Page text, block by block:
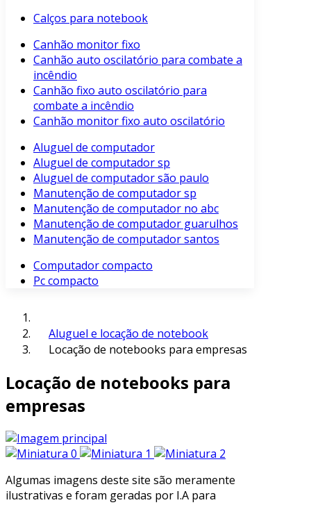
Calços para notebook
Canhão monitor fixo
Canhão auto oscilatório para combate a
incêndio
Canhão fixo auto oscilatório para
combate a incêndio
Canhão monitor fixo auto oscilatório
Aluguel de computador
Aluguel de computador sp
Aluguel de computador são paulo
Manutenção de computador sp
Manutenção de computador no abc
Manutenção de computador guarulhos
Manutenção de computador santos
Computador compacto
Pc compacto
Aluguel e locação de notebook
Locação de notebooks para empresas
Locação de notebooks para
empresas
Algumas imagens deste site são meramente
ilustrativas e foram geradas por I.A para